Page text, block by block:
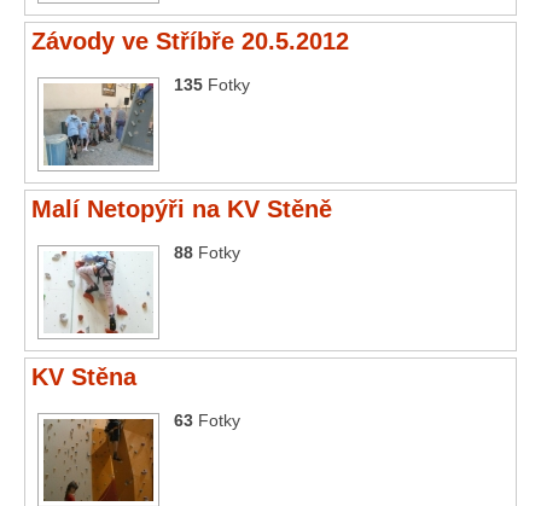
Závody ve Stříbře 20.5.2012
135 Fotky
Malí Netopýři na KV Stěně
88 Fotky
KV Stěna
63 Fotky